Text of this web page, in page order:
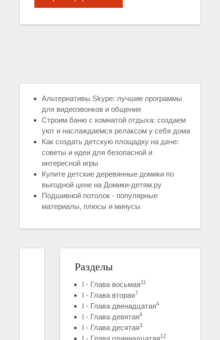
Альтернативы Skype: лучшие программы
для видеозвонков и общения
Строим баню с комнатой отдыха: создаем
уют и наслаждаемся релаксом у себя дома
Как создать детскую площадку на даче:
советы и идеи для безопасной и
интересной игры
Купите детские деревянные домики по
выгодной цене на Домики-детям.ру
Подшивной потолок - популярные
материалы, плюсы и минусы
Разделы
I - Глава восьмая11
I - Глава вторая7
I - Глава двенадцатая4
I - Глава девятая6
I - Глава десятая3
I - Глава одиннадцатая12